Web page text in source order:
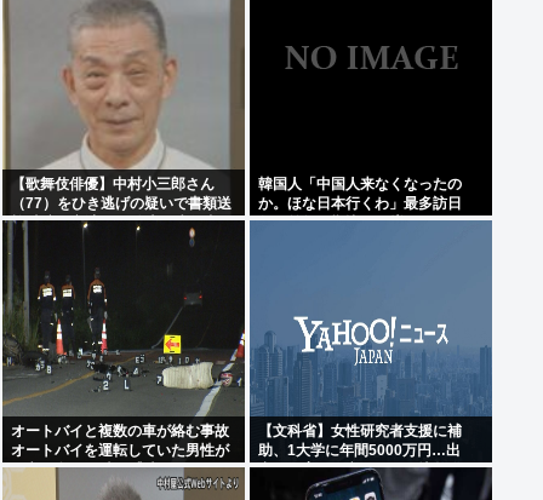
【歌舞伎俳優】中村小三郎さん
（77）をひき逃げの疑いで書類送
検 東京・新宿区の路上で歩行者の
20代女性をはねてけがをさせたう
韓国人「中国人来なくなったの
か。ほな日本行くわ」最多訪日
数、前年同期比19%増
オートバイと複数の車が絡む事故
オートバイを運転していた男性が
死亡 現場から車が逃走
【文科省】女性研究者支援に補
助、1大学に年間5000万円…出
産・子育と両立できる環境整備し
研究力底上げ